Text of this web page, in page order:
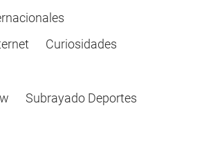
Curiosidades
Subrayado Deportes